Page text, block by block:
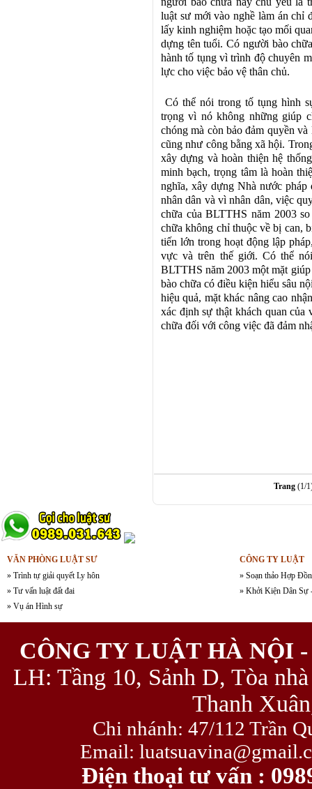
luật sư mới vào nghề làm án chỉ
lấy kinh nghiệm hoặc tạo mối
dựng tên tuổi. Có người bào
hành tố tụng vì trình độ chuyên
lực cho việc bảo vệ thân chủ.
Có thể nói trong tố tụng hình
trọng vì nó không những giúp
chóng mà còn bảo đảm quyền
cũng như công bằng xã hội.
xây dựng và hoàn thiện hệ
minh bạch, trọng tâm là hoàn
nghĩa, xây dựng Nhà nước
nhân dân và vì nhân dân, việc
chữa của BLTTHS năm 2003
chữa không chỉ thuộc về bị can,
tiến lớn trong hoạt động lập
vực và trên thế giới. Có thể
BLTTHS năm 2003 một mặt
bào chữa có điều kiện hiểu sâu
hiệu quả, mặt khác nâng cao
xác định sự thật khách quan
chữa đối với công việc đã đảm
Trang (1/
VĂN PHÒNG LUẬT SƯ
» Trình tự giải quyết Ly hôn
» Tư vấn luật đất đai
» Vụ án Hình sự
CÔNG TY LUẬT
» Soạn thảo Hợp
» Khởi Kiện Dân Sự
CÔNG TY LUẬT HÀ NỘI
LH: Tầng 10, Sảnh D, Tòa
Thanh
Chi nhánh: 47/112 Trần
Email:
Điện thoại tư vấn :